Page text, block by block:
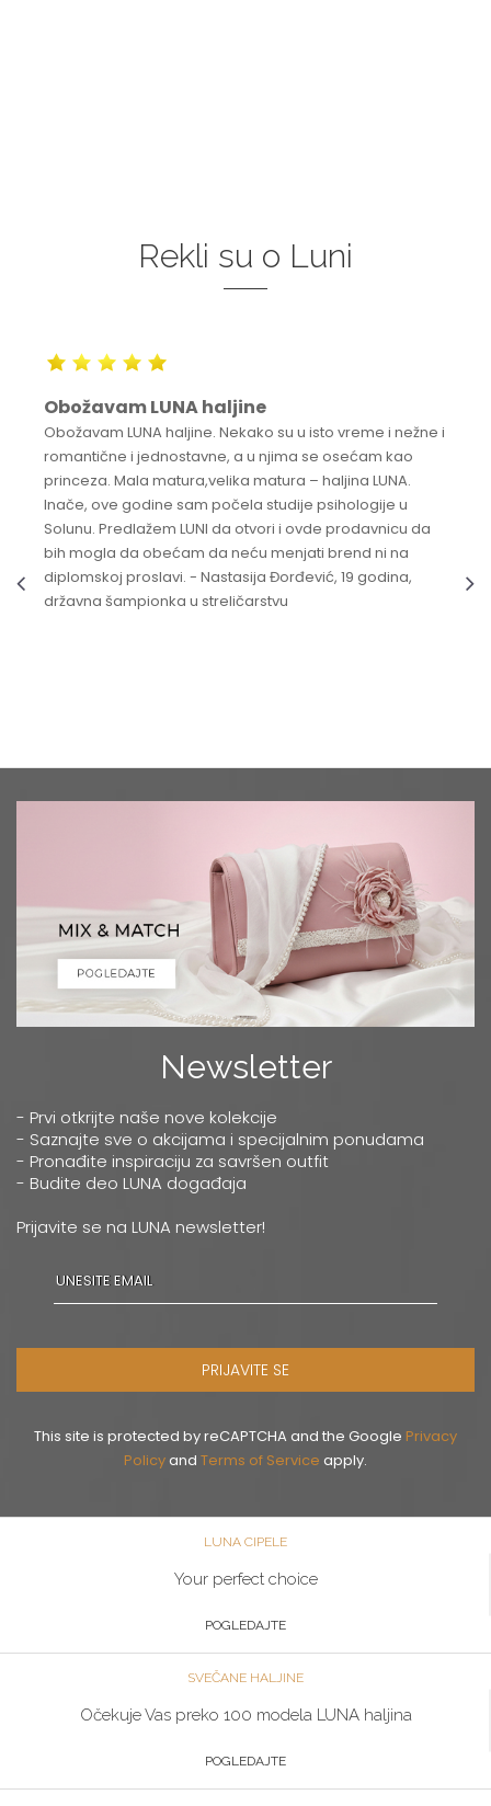
Rekli su o Luni
Obožavam LUNA haljine
Obožavam LUNA haljine. Nekako su u isto vreme i nežne i
romantične i jednostavne, a u njima se osećam kao
princeza. Mala matura,velika matura – haljina LUNA.
Inače, ove godine sam počela studije psihologije u
Solunu. Predlažem LUNI da otvori i ovde prodavnicu da
bih mogla da obećam da neću menjati brend ni na
diplomskoj proslavi. - Nastasija Đorđević, 19 godina,
državna šampionka u streličarstvu
Newsletter
- Prvi otkrijte naše nove kolekcije
- Saznajte sve o akcijama i specijalnim ponudama
- Pronađite inspiraciju za savršen outfit
- Budite deo LUNA događaja
Prijavite se na LUNA newsletter!
PRIJAVITE SE
This site is protected by reCAPTCHA and the Google Privacy
Policyand Terms of Service apply.
LUNA CIPELE
Your perfect choice
POGLEDAJTE
SVEČANE HALJINE
Očekuje Vas preko 100 modela LUNA haljina
POGLEDAJTE